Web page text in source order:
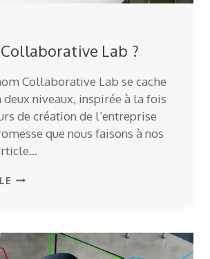
Lab ?
Collaborative Lab se cache
deux niveaux, inspirée à la fois
de création de l’entreprise
que nous faisons à nos
POURQUOI